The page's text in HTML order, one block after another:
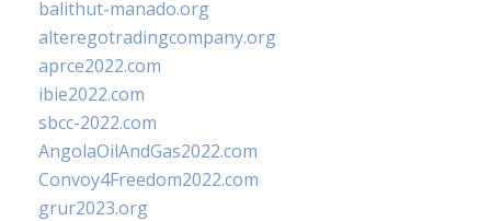
balithut-manado.org
alteregotradingcompany.org
aprce2022.com
ibie2022.com
sbcc-2022.com
AngolaOilAndGas2022.com
Convoy4Freedom2022.com
grur2023.org